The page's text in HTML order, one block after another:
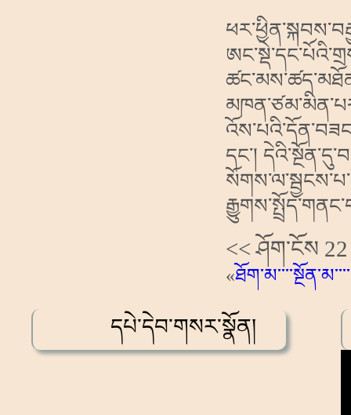
དང་།
<< ཤོག་ངོས 22
«ཐོག་མ
དཔེ་དེབ་གསར་སྣོན།